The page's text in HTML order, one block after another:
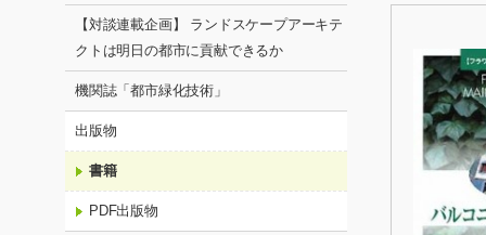
【対談連載企画】 ランドスケープアーキテ
クトは明日の都市に貢献できるか
機関誌「都市緑化技術」
出版物
書籍
PDF出版物